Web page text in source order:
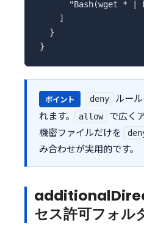
"Bash(wget *
    ]
  }
}
ポイント deny ルー
れます。
allow
で広く
機密ファイルだけを
み合わせが実用的です。
セス許可フォル